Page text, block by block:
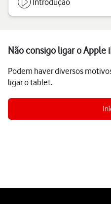
Introdução
Não consigo ligar o Apple
Podem haver diversos
ligar o tablet.